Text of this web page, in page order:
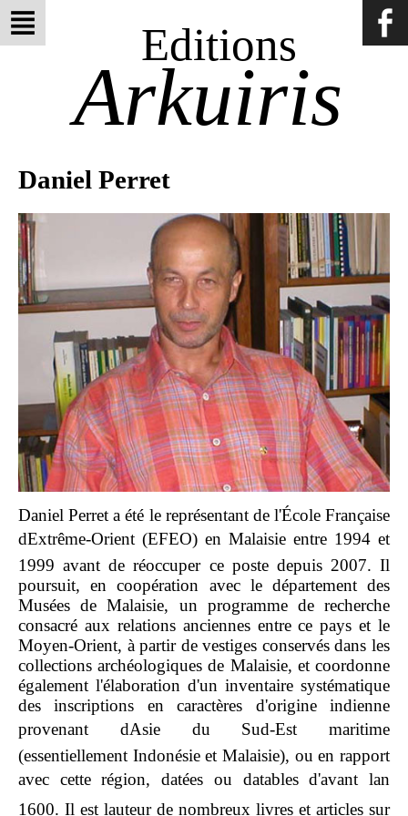
Editions
Arkuiris
Daniel Perret
Daniel Perret a été le représentant de l'École Française
dExtrême-Orient (EFEO) en Malaisie entre 1994 et
1999 avant de réoccuper ce poste depuis 2007. Il
poursuit, en coopération avec le département des
Musées de Malaisie, un programme de recherche
consacré aux relations anciennes entre ce pays et le
Moyen-Orient, à partir de vestiges conservés dans les
collections archéologiques de Malaisie, et coordonne
également l'élaboration d'un inventaire systématique
des inscriptions en caractères d'origine indienne
provenant dAsie du Sud-Est maritime
(essentiellement Indonésie et Malaisie), ou en rapport
avec cette région, datées ou datables d'avant lan
1600. Il est lauteur de nombreux livres et articles sur